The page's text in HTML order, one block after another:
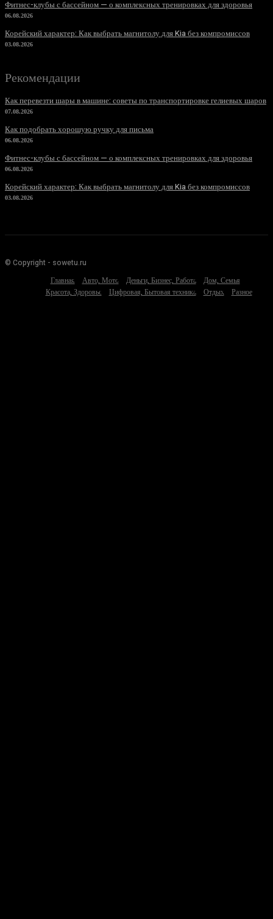
Фитнес-клубы с бассейном — о комплексных тренировках для здоровья
06.08.2026
Корейский характер: Как выбрать магнитолу для Kia без компромиссов
03.08.2026
Рекомендации
Как перевезти шары в машине: советы по транспортировке гелиевых шаров
07.08.2026
Как подобрать хорошую ручку для письма
06.08.2026
Фитнес-клубы с бассейном — о комплексных тренировках для здоровья
06.08.2026
Корейский характер: Как выбрать магнитолу для Kia без компромиссов
03.08.2026
© Copyright - sowetu.ru
Главная
Авто, Мото Деньги, Бизнес, Работа
Дом, Семья
Красота, Здоровье
Цифровая, Бытовая техника Отдых Разное